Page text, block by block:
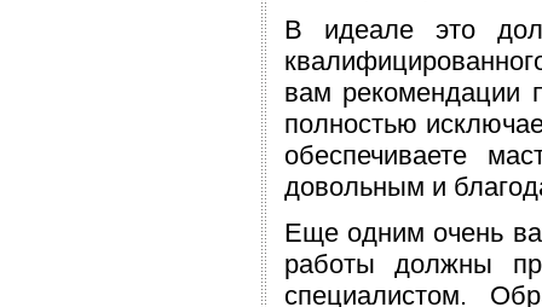
В идеале это
вам рекомендации
полностью
обеспечиваете
довольным и
Еще одним очень
работы должны
специалистом.